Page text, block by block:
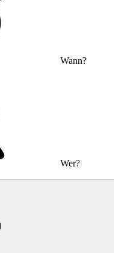
Wann?
Wer?